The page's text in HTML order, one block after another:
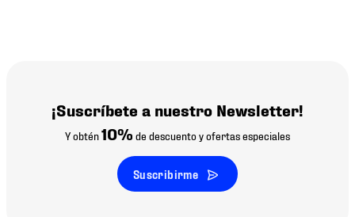
¡Suscríbete a nuestro Newsletter!
Y obtén10% de descuento y ofertas especiales
Suscribirme